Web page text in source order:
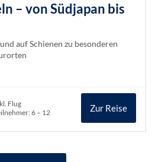
– von Südjapan bis
auf Schienen zu besonderen
Flug
6 – 12
Zur Reise